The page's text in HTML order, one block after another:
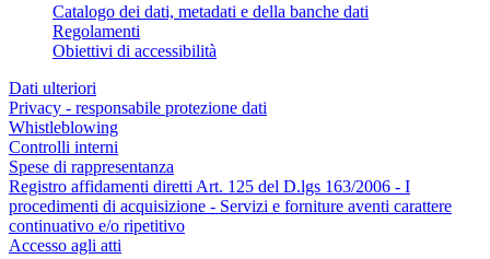
Catalogo dei dati, metadati e della banche dati
Regolamenti
Obiettivi di accessibilità
Dati ulteriori
Privacy - responsabile protezione dati
Whistleblowing
Controlli interni
Spese di rappresentanza
Registro affidamenti diretti Art. 125 del D.lgs 163/2006 - I
procedimenti di acquisizione - Servizi e forniture aventi carattere
continuativo e/o ripetitivo
Accesso agli atti